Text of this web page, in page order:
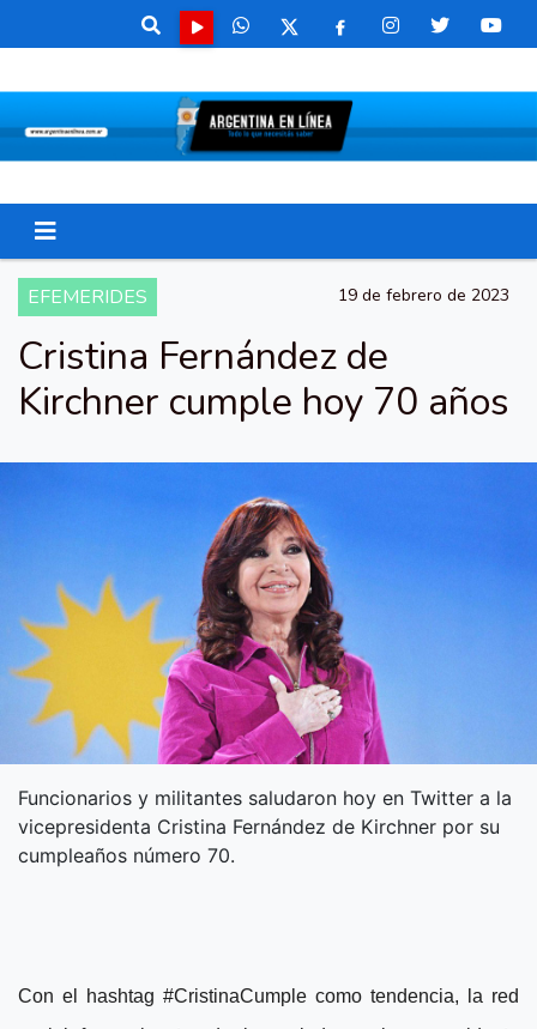
EFEMERIDES 19 de febrero de 2023
Cristina Fernández de
Kirchner cumple hoy 70 años
Funcionarios y militantes saludaron hoy en Twitter a la
vicepresidenta Cristina Fernández de Kirchner por su
cumpleaños número 70.
Con el hashtag #CristinaCumple como tendencia, la red